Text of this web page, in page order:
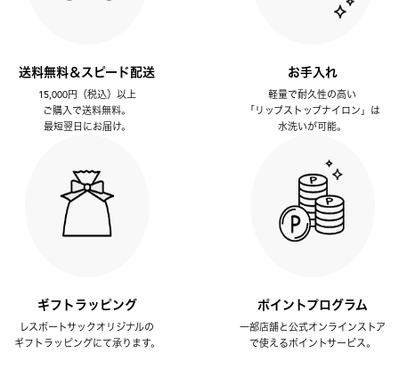
送料無料＆スピード配送
15,000円（税込）以上
ご購入で送料無料。
最短翌日にお届け。
お手入れ
軽量で耐久性の高い
「リップストップナイロン」は
水洗いが可能。
ギフトラッピング
レスポートサックオリジナルの
ギフトラッピングにて承ります。
ポイントプログラム
一部店舗と公式オンラインストア
で使えるポイントサービス。